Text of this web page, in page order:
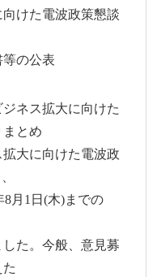
けた電波政策懇談
の公表
ス拡大に向けた
とめ
大に向けた電波政
月1日(木)までの
た。今般、意見募